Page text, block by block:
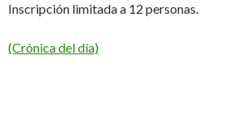
Inscripción limitada a 12 personas.
(Crónica del día)